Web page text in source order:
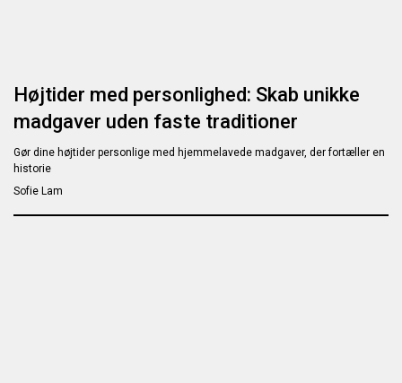
Højtider med personlighed: Skab unikke
madgaver uden faste traditioner
Gør dine højtider personlige med hjemmelavede madgaver, der fortæller en
historie
Sofie Lam